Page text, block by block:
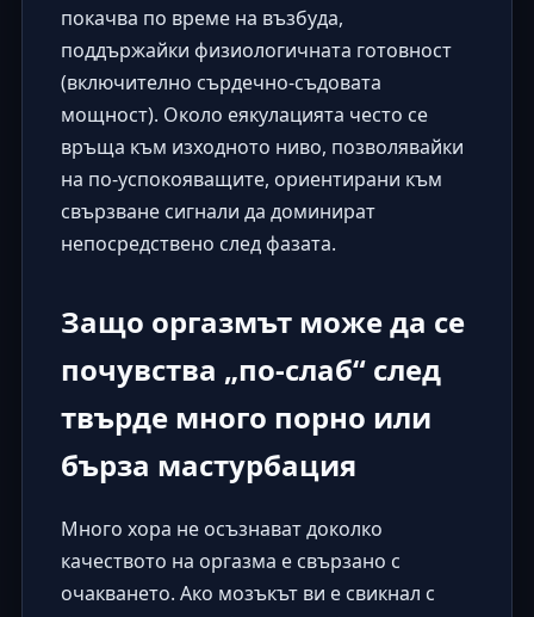
покачва по време на възбуда,
поддържайки физиологичната готовност
(включително сърдечно-съдовата
мощност). Около еякулацията често се
връща към изходното ниво, позволявайки
на по-успокояващите, ориентирани към
свързване сигнали да доминират
непосредствено след фазата.
Защо оргазмът може да се
почувства „по-слаб“ след
твърде много порно или
бърза мастурбация
Много хора не осъзнават доколко
качеството на оргазма е свързано с
очакването. Ако мозъкът ви е свикнал с